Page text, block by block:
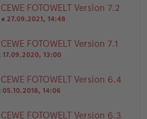
FOTOWELT Version 7.2
« 27.09.2021, 14:48
FOTOWELT Version 7.1
17.09.2020, 13:00
FOTOWELT Version 6.4
05.10.2018, 14:06
FOTOWELT Version 6.3